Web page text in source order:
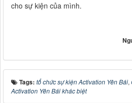
cho sự kiện của mình.
Tags: tổ chức sự kiện Activation Yên Bái,
Activation Yên Bái khác biệt